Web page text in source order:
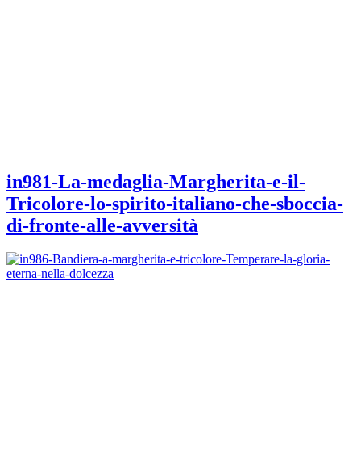
in981-La-medaglia-Margherita-e-il-
Tricolore-lo-spirito-italiano-che-sboccia-
di-fronte-alle-avversità